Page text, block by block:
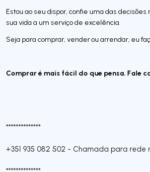
Estou ao seu dispor, confie uma das
sua vida a um serviço de excelência.
Seja para comprar, vender ou arrendar, eu
Comprar é mais fácil do que pensa. Fale
**************
+351 935 082 502 - Chamada para rede